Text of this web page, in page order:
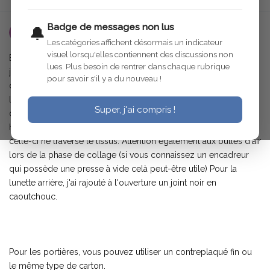
🔔 Badge de messages non lus
Les catégories affichent désormais un indicateur
visuel lorsqu'elles contiennent des discussions non
lues. Plus besoin de rentrer dans chaque rubrique
pour savoir s'il y a du nouveau !
Super, j'ai compris !
utilisateur-supprime 9 juil. 2006
Bonsoir, pour refaire l'intérieur arrière de l'habitacle de ma C4,
j'ai tout simplement collé (avec de la colle blanche) le tissu sur
du carton épais mais souple (celui que l'on utilise pour
l'encadrement de tableau convient bien!). J'ai repris les gabaris
de celui d'origine. Attention : il faut mettre une couche fine et
homogène (au pinceau) de colle sur le carton afin d'éviter que
celle-ci ne traverse le tissus. Attention également aux bulles d'air
lors de la phase de collage (si vous connaissez un encadreur
qui possède une presse à vide celà peut-être utile) Pour la
lunette arrière, j'ai rajouté à l'ouverture un joint noir en
caoutchouc.
Pour les portières, vous pouvez utiliser un contreplaqué fin ou
le même type de carton.